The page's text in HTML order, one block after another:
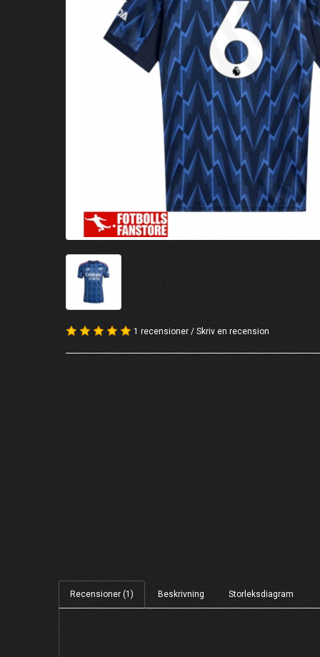
1 recensioner / Skriv en recension
Recensioner (1) Beskrivning Storleksdiagram